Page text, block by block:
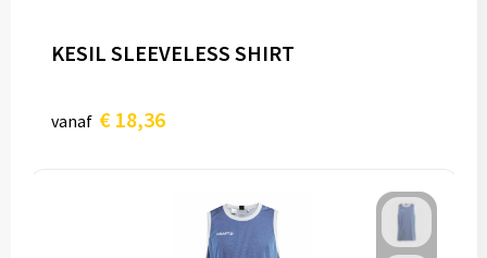
KESIL SLEEVELESS SHIRT
vanaf € 18,36